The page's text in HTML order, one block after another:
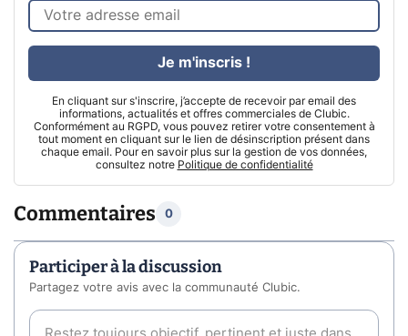
En cliquant sur s'inscrire, j’accepte de recevoir par email des
informations, actualités et offres commerciales de Clubic.
Conformément au RGPD, vous pouvez retirer votre consentement à
tout moment en cliquant sur le lien de désinscription présent dans
chaque email. Pour en savoir plus sur la gestion de vos données,
consultez notre Politique de confidentialité
Je m'inscris !
Commentaires 0
Participer à la discussion
Partagez votre avis avec la communauté Clubic.